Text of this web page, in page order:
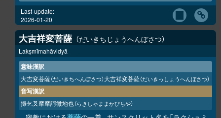
Last-update:
2026-01-20
大吉祥変菩薩 だいきちじょうへんぼさつ
Lakṣmīmahāvidyā
意味漢訳
大吉変菩薩（だいきちへんぼさつ）大吉祥変菩薩（だいきっしょうへんぼさつ）
音写漢訳
攞乞叉摩摩訶微地也（らきしゃままかびちや）